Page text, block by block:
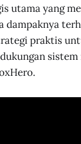
utama yang
dampaknya
praktis